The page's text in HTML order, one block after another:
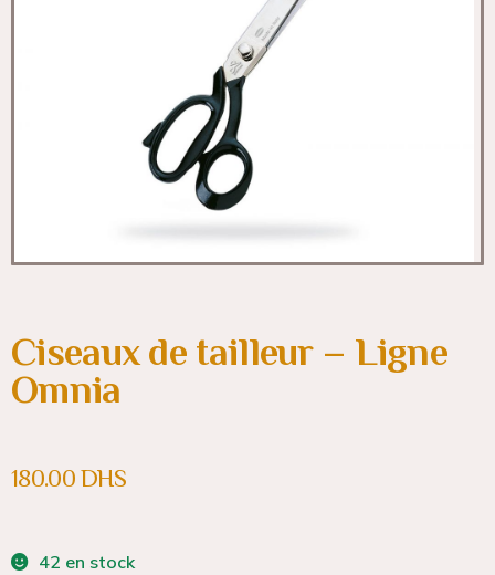
Ciseaux de tailleur – Ligne
Omnia
180.00DHS
42 en stock